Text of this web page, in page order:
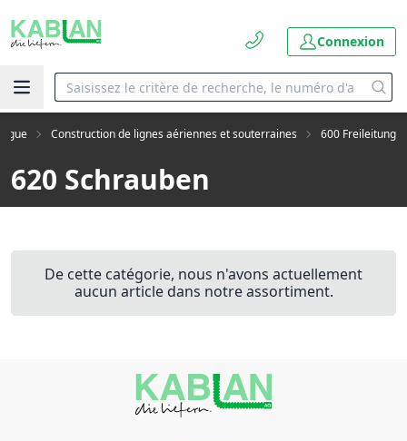
Connexion
Construction de lignes aériennes et souterraines 600 Freileitung
620 Schrauben
De cette catégorie, nous n'avons actuellement
aucun article dans notre assortiment.